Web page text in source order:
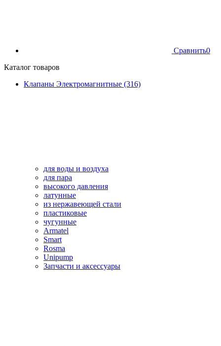
Сравнить0
Каталог товаров
Клапаны Электромагнитные (316)
для воды и воздуха
для пара
высокого давления
латунные
из нержавеющей стали
пластиковые
чугунные
Armatel
Smart
Rosma
Unipump
Запчасти и аксессуары